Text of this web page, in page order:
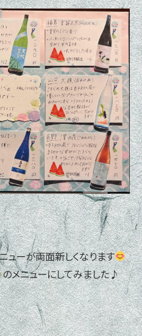
ューが両面新しくなります
のメニューにしてみました♪